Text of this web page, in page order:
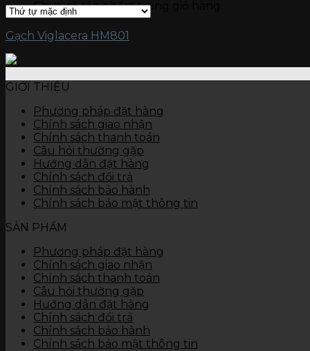
Gạch kích thước 15 x 60
Gạch ốp tường
Đá nung kết Vasta 120 x 280
Gạch kích thước 40 x 60
Gạch kích thước 30 x 90
Gạch kích thước 30 x 60
Gạch kích thước 30 x 45
Gạch kích thước 25 x 50
Gạch kích thước 25 x 40
Gạch kích thước 10 x 30
Thiết bị vệ sinh
Tiểu nam, tiểu nữ
Sen vòi
Các thiết bị khác
Chưa có sản phẩm trong giỏ hàng.
Gạch Viglacera HM801
GIỚI THIỆU
Phương pháp đặt hàng
Chính sách giao nhận
Chính sách thanh toán
Câu hỏi thường gặp
Hướng dẫn đặt hàng
Chính sách đổi trả
Chính sách bảo hành
Chính sách bảo mật thông tin
SẢN PHẨM
Phương pháp đặt hàng
Chính sách giao nhận
Chính sách thanh toán
Câu hỏi thường gặp
Hướng dẫn đặt hàng
Chính sách đổi trả
Chính sách bảo hành
Chính sách bảo mật thông tin